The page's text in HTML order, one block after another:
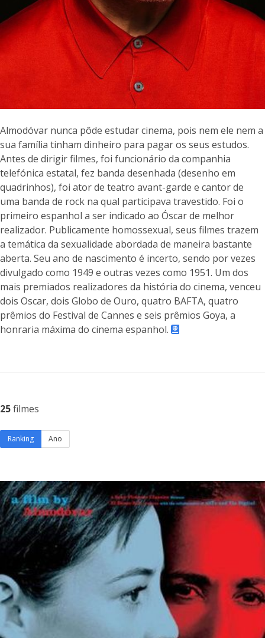
Almodóvar nunca pôde estudar cinema, pois nem ele nem a
sua família tinham dinheiro para pagar os seus estudos.
Antes de dirigir filmes, foi funcionário da companhia
telefónica estatal, fez banda desenhada (desenho em
quadrinhos), foi ator de teatro avant-garde e cantor de
uma banda de rock na qual participava travestido. Foi o
primeiro espanhol a ser indicado ao Óscar de melhor
realizador. Publicamente homossexual, seus filmes trazem
a temática da sexualidade abordada de maneira bastante
aberta. Seu ano de nascimento é incerto, sendo por vezes
divulgado como 1949 e outras vezes como 1951. Um dos
mais premiados realizadores da história do cinema, venceu
dois Oscar, dois Globo de Ouro, quatro BAFTA, quatro
prêmios do Festival de Cannes e seis prêmios Goya, a
honraria máxima do cinema espanhol.
25filmes
Ranking Ano